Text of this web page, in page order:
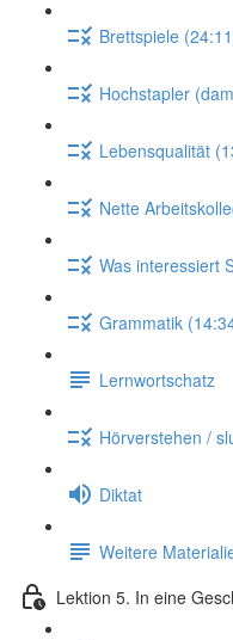
Brettspiele
Hochstapler
Lebensqualität
Nette
Was interessiert
Grammatik
Lernwortschatz
Hörverstehen /
Diktat
Weitere
Lektion 5. In eine